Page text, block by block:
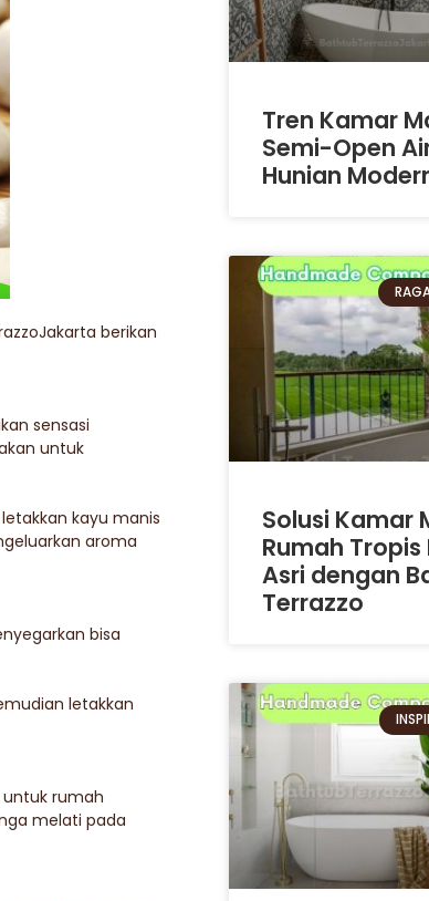
berikan
sensasi
untuk
kayu manis
aroma
bisa
letakkan
rumah
melati pada
Tren Kamar
Semi-Open
Hunian
Solusi Kamar
Rumah Tropis
Asri dengan
Terrazzo